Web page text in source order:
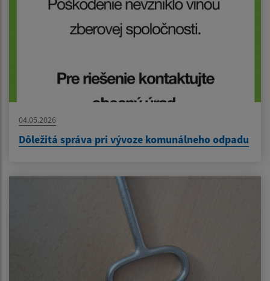
04.05.2026
Dôležitá správa pri vývoze komunálneho odpadu